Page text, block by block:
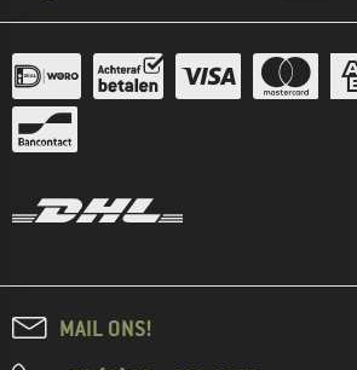
MAIL ONS!